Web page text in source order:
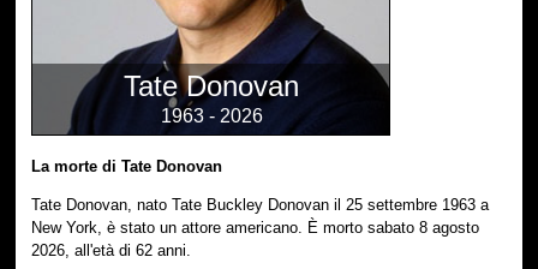
Tate Donovan
1963 - 2026
La morte di Tate Donovan
Tate Donovan, nato Tate Buckley Donovan il 25 settembre 1963 a
New York, è stato un attore americano. È morto sabato 8 agosto
2026, all'età di 62 anni.